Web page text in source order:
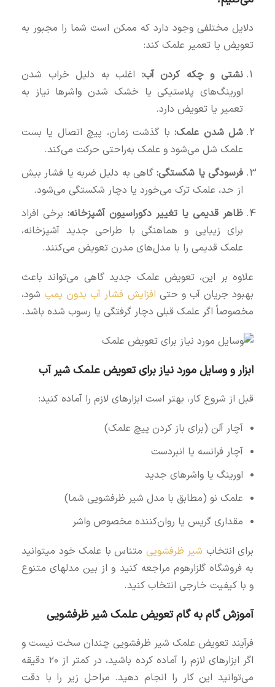
دلایل مختلفی وجود دارد که ممکن است شما را مجبور به
تعویض یا تعمیر علمک کند:
نشتی و چکه کردن آب: اغلب به دلیل خراب شدن
اورینگ‌های پلاستیکی یا خشک شدن واشرها نیاز به
تعمیر یا تعویض دارد.
شل شدن علمک:با گذشت زمان، پیچ اتصال یا بست
علمک شل می‌شود و علمک به‌راحتی حرکت می‌کند.
فرسودگی یا شکستگی:گاهی به دلیل ضربه یا فشار بیش
از حد، علمک ترک می‌خورد یا دچار شکستگی می‌شود.
ظاهر قدیمی یا تغییر دکوراسیون آشپزخانه: برخی افراد
برای زیبایی و هماهنگی با طراحی جدید آشپزخانه،
علمک قدیمی را با مدل‌های مدرن تعویض می‌کنند.
علاوه بر این، تعویض علمک جدید گاهی می‌تواند باعث
بهبود جریان آب و حتی افزایش فشار آب بدون پمپشود،
مخصوصاً اگر علمک قبلی دچار گرفتگی یا رسوب شده باشد.
ابزار و وسایل مورد نیاز برای تعویض علمک شیر آب
قبل از شروع کار، بهتر است ابزارهای لازم را آماده کنید:
آچار آلن (برای باز کردن پیچ علمک)
آچار فرانسه یا انبردست
اورینگ یا واشرهای جدید
علمک نو (مطابق با مدل شیر ظرفشویی شما)
مقداری گریس یا روان‌کننده مخصوص واشر
برای انتخاب شیر ظرفشویی متناس با علمک خود میتوانید
به فروشگاه گلزارهوم مراجعه کنید و از بین مدلهای متنوع
و با کیفیت خارجی انتخاب کنید.
آموزش گام به گام تعویض علمک شیر ظرفشویی
فرآیند تعویض علمک شیر ظرفشویی چندان سخت نیست و
اگر ابزارهای لازم را آماده کرده باشید، در کمتر از ۲۰ دقیقه
می‌توانید این کار را انجام دهید. مراحل زیر را با دقت